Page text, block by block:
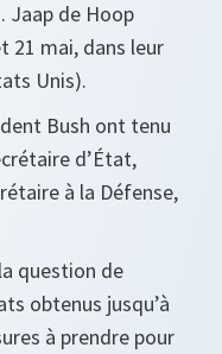
Jaap de Hoop
21 mai, dans leur
Unis).
Bush ont tenu
d’État,
à la Défense,
question de
obtenus jusqu’à
à prendre pour